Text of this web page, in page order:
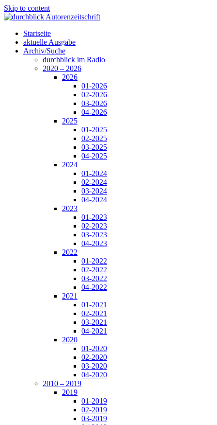
Skip to content
Startseite
aktuelle Ausgabe
Archiv/Suche
durchblick im Radio
2020 – 2026
2026
01-2026
02-2026
03-2026
04-2026
2025
01-2025
02-2025
03-2025
04-2025
2024
01-2024
02-2024
03-2024
04-2024
2023
01-2023
02-2023
03-2023
04-2023
2022
01-2022
02-2022
03-2022
04-2022
2021
01-2021
02-2021
03-2021
04-2021
2020
01-2020
02-2020
03-2020
04-2020
2010 – 2019
2019
01-2019
02-2019
03-2019